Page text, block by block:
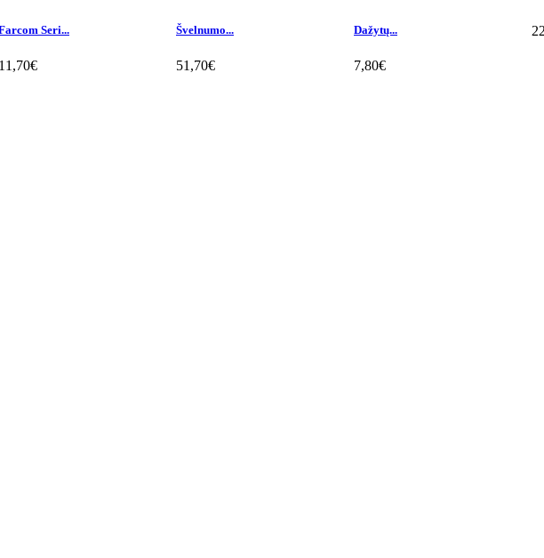
Seri...
11,70€
Švelnumo...
51,70€
Dažytų...
7,80€